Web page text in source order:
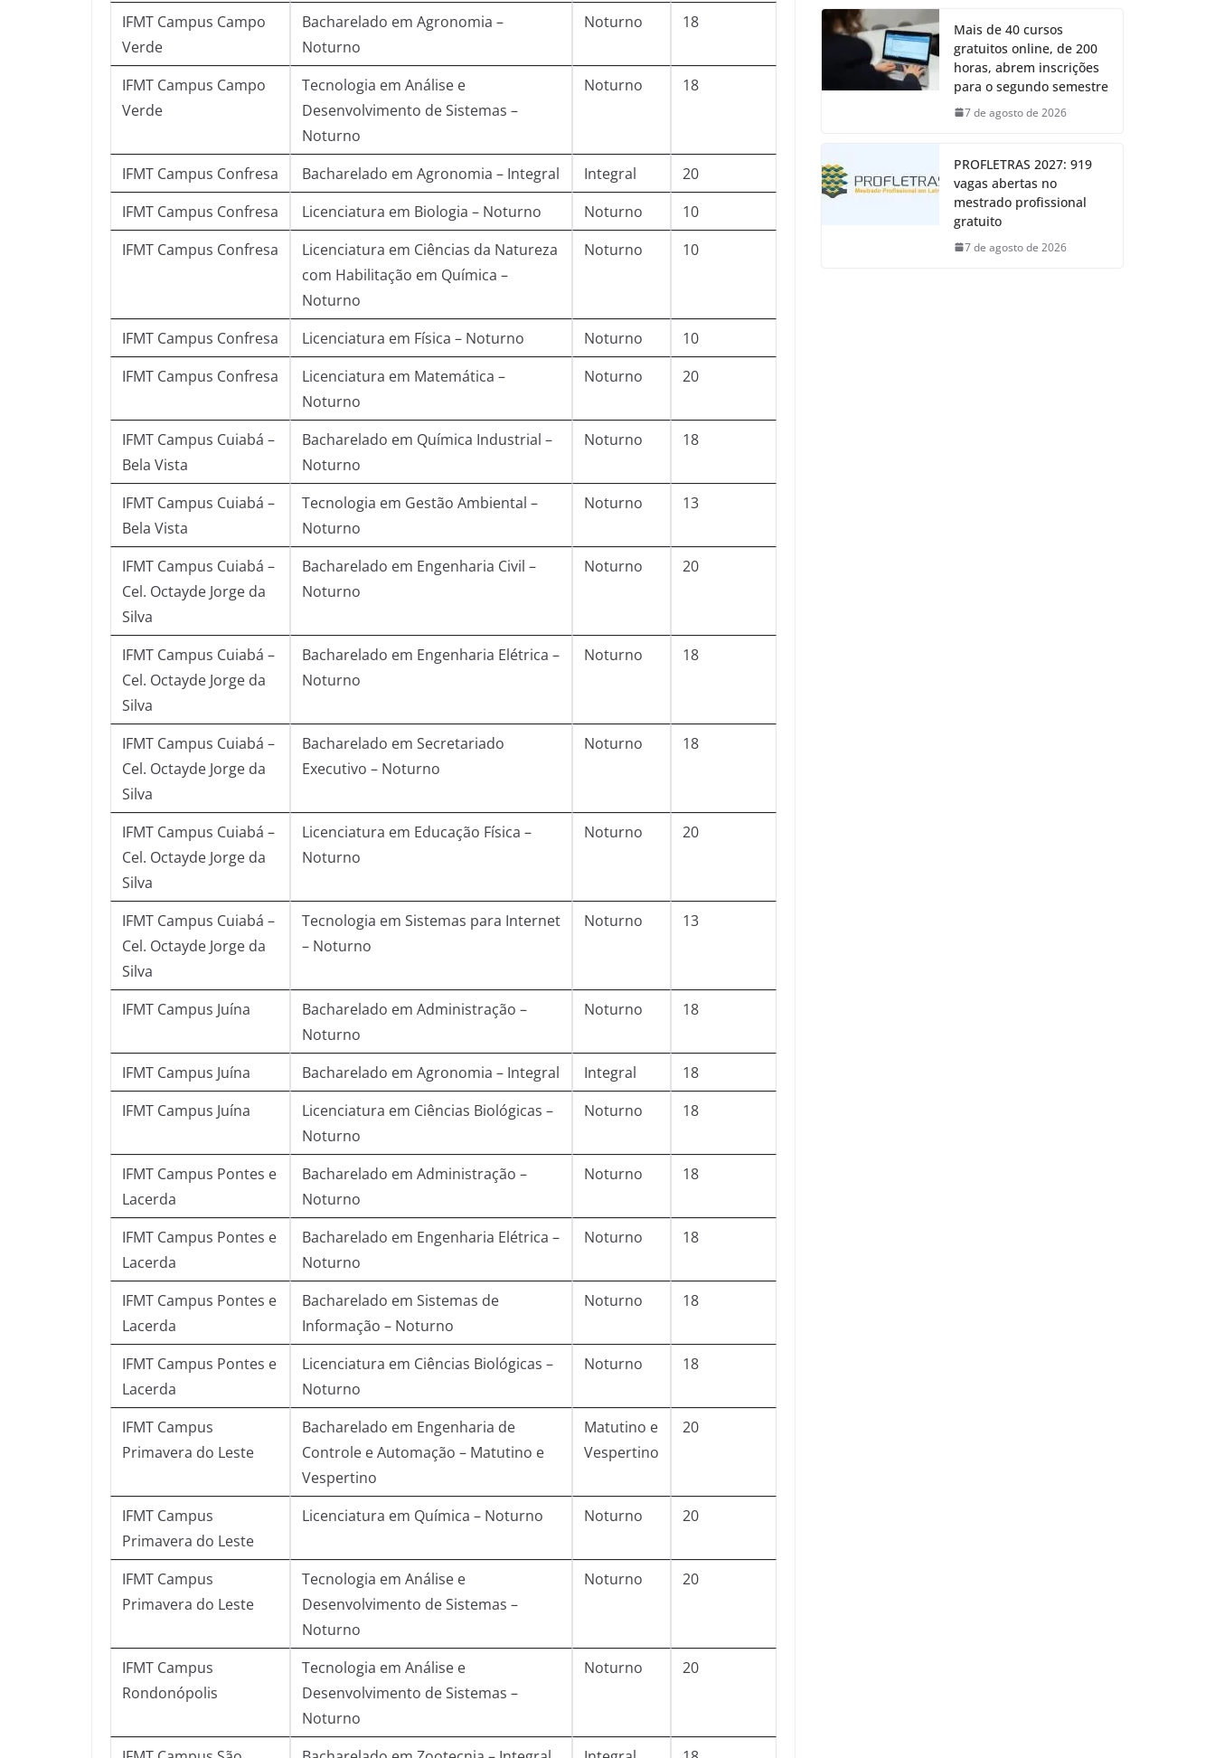
IFMT Campus Campo
Verde
Bacharelado em Agronomia –
Noturno
Noturno 18
IFMT Campus Campo
Verde
Tecnologia em Análise e
Desenvolvimento de Sistemas –
Noturno
Noturno 18
IFMT Campus Confresa Bacharelado em Agronomia – Integral Integral
20
IFMT Campus Confresa
Licenciatura em Biologia – Noturno Noturno
10
IFMT Campus Confresa
Licenciatura em Ciências da Natureza
com Habilitação em Química –
Noturno
Noturno 10
IFMT Campus Confresa Licenciatura em Física – Noturno Noturno
10
IFMT Campus Confresa
Licenciatura em Matemática –
Noturno
Noturno 20
IFMT Campus Cuiabá –
Bela Vista
Bacharelado em Química Industrial –
Noturno
Noturno 18
IFMT Campus Cuiabá –
Bela Vista
Tecnologia em Gestão Ambiental –
Noturno
Noturno 13
IFMT Campus Cuiabá –
Cel. Octayde Jorge da
Silva
Bacharelado em Engenharia Civil –
Noturno
Noturno 20
IFMT Campus Cuiabá –
Cel. Octayde Jorge da
Silva
Bacharelado em Engenharia Elétrica –
Noturno
Noturno 18
IFMT Campus Cuiabá –
Cel. Octayde Jorge da
Silva
Bacharelado em Secretariado
Executivo – Noturno
Noturno 18
IFMT Campus Cuiabá –
Cel. Octayde Jorge da
Silva
Licenciatura em Educação Física –
Noturno
Noturno 20
IFMT Campus Cuiabá –
Cel. Octayde Jorge da
Silva
Tecnologia em Sistemas para Internet
– Noturno
Noturno 13
IFMT Campus Juína
Bacharelado em Administração –
Noturno
Noturno 18
IFMT Campus Juína Bacharelado em Agronomia – Integral Integral
18
IFMT Campus Juína
Licenciatura em Ciências Biológicas –
Noturno
Noturno 18
IFMT Campus Pontes e
Lacerda
Bacharelado em Administração –
Noturno
Noturno 18
IFMT Campus Pontes e
Lacerda
Bacharelado em Engenharia Elétrica –
Noturno
Noturno 18
IFMT Campus Pontes e
Lacerda
Bacharelado em Sistemas de
Informação – Noturno
Noturno 18
IFMT Campus Pontes e
Lacerda
Licenciatura em Ciências Biológicas –
Noturno
Noturno 18
IFMT Campus
Primavera do Leste
Bacharelado em Engenharia de
Controle e Automação – Matutino e
Vespertino
Matutino e
Vespertino
20
IFMT Campus
Primavera do Leste
Licenciatura em Química – Noturno Noturno 20
IFMT Campus
Primavera do Leste
Tecnologia em Análise e
Desenvolvimento de Sistemas –
Noturno
Noturno 20
IFMT Campus
Rondonópolis
Tecnologia em Análise e
Desenvolvimento de Sistemas –
Noturno
Noturno 20
Mais de 40 cursos
gratuitos online, de 200
horas, abrem inscrições
para o segundo semestre
7 de agosto de 2026
PROFLETRAS 2027: 919
vagas abertas no
mestrado profissional
gratuito
7 de agosto de 2026